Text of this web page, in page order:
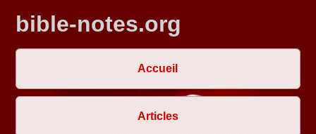
bible-notes.org
Accueil
Articles